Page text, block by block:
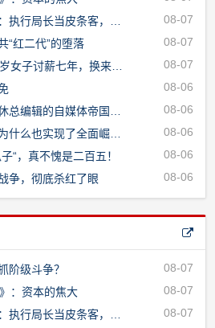
08-07
客，院长一句“不可能”就想溜？
08-07
“红二代”的堕落
08-07
七年，换来的竟是这样的结果
08-06
08-06
自媒体帝国与公私边界之问
08-06
么也实现了全面崛起？
08-06
“，真不愧是二百五！
08-06
争，彻底杀红了眼
08-07
阶级斗争？
08-07
：资本的焦大
08-07
客，院长一句“不可能”就想溜？